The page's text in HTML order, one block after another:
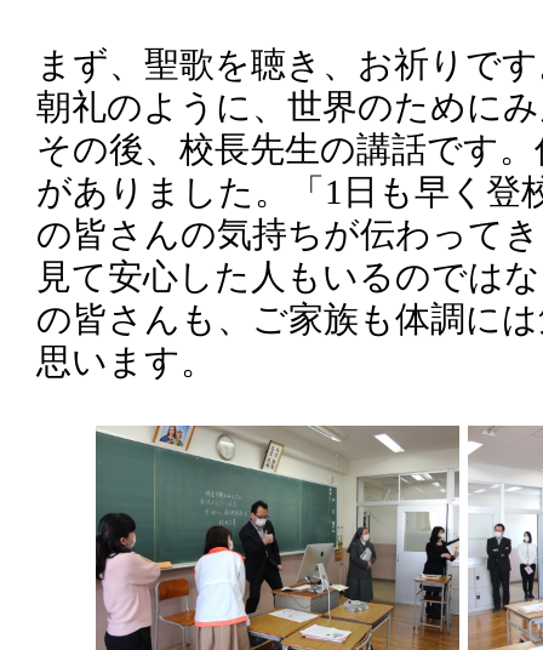
まず、聖歌を聴き、お祈りで
朝礼のように、世界のために
その後、校長先生の講話です
がありました。「1日も早く登
の皆さんの気持ちが伝わって
見て安心した人もいるのでは
の皆さんも、ご家族も体調に
思います。